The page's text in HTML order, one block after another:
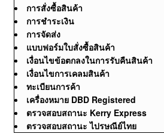
การสั่งซื้อสินค้า
การชำระเงิน
การจัดส่ง
แบบฟอร์มใบสั่งซื้อสินค้า
เงื่อนไขข้อตกลงในการรับคืนสินค้า
เงื่อนไขการเคลมสินค้า
ทะเบียนการค้า
เครื่องหมาย DBD Registered
ตรวจสอบสถานะ Kerry Express
ตรวจสอบสถานะ ไปรษณีย์ไทย